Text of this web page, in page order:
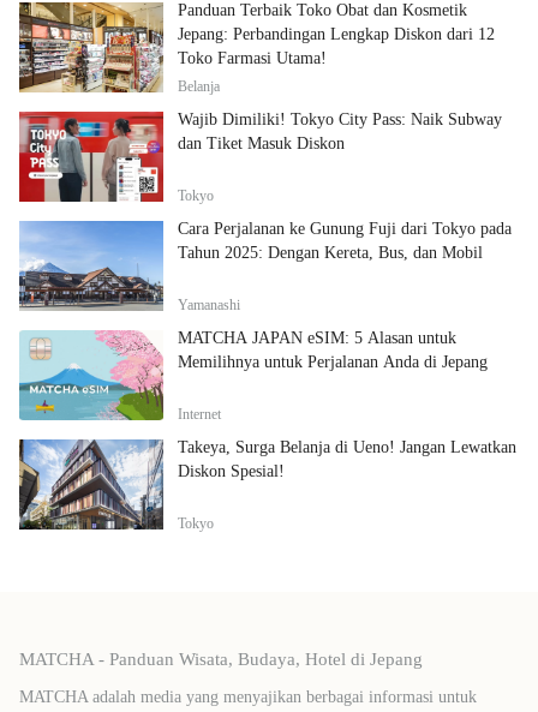
Panduan Terbaik Toko Obat dan Kosmetik
Jepang: Perbandingan Lengkap Diskon dari 12
Toko Farmasi Utama!
Belanja
Wajib Dimiliki! Tokyo City Pass: Naik Subway
dan Tiket Masuk Diskon
Tokyo
Cara Perjalanan ke Gunung Fuji dari Tokyo pada
Tahun 2025: Dengan Kereta, Bus, dan Mobil
Yamanashi
MATCHA JAPAN eSIM: 5 Alasan untuk
Memilihnya untuk Perjalanan Anda di Jepang
Internet
Takeya, Surga Belanja di Ueno! Jangan Lewatkan
Diskon Spesial!
Tokyo
MATCHA - Panduan Wisata, Budaya, Hotel di Jepang
MATCHA adalah media yang menyajikan berbagai informasi untuk